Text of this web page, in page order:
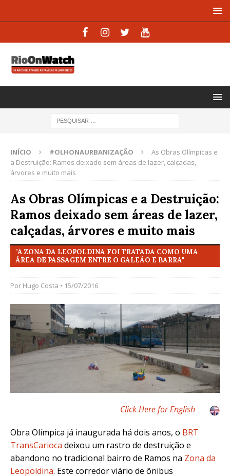
INÍCIO #OLHONAURBANIZAÇÃO
As Obras Olímpicas e
a Destruição: Ramos deixado sem áreas de lazer, calçadas,
árvores e muito mais
As Obras Olímpicas e a Destruição:
Ramos deixado sem áreas de lazer,
calçadas, árvores e muito mais
"A ZONA DA LEOPOLDINA FOI TRATADA COMO UMA
ÁREA DE PASSAGEM ENTRE O GALEÃO E BARRA"
Por Hugo Costa • 15/07/2016
Click Here for English
Obra Olímpica já inaugurada há dois anos, o BRT
TransCarioca deixou um rastro de destruição e
abandono no tradicional bairro de Ramos na Zona da
Leopoldina. Este corredor viário de ônibus